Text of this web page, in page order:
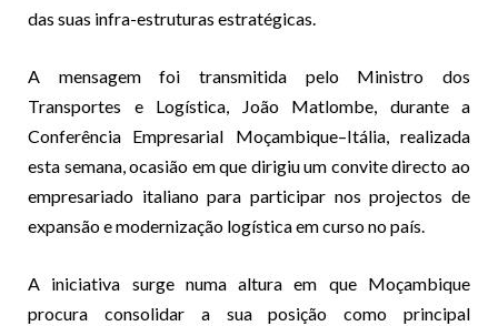
das suas infra-estruturas estratégicas.
A mensagem foi transmitida pelo Ministro dos
Transportes e Logística, João Matlombe, durante a
Conferência Empresarial Moçambique–Itália, realizada
esta semana, ocasião em que dirigiu um convite directo ao
empresariado italiano para participar nos projectos de
expansão e modernização logística em curso no país.
A iniciativa surge numa altura em que Moçambique
procura consolidar a sua posição como principal